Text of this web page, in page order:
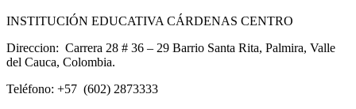
INSTITUCIÓN EDUCATIVA CÁRDENAS CENTRO
Direccion: Carrera 28 # 36 – 29 Barrio Santa Rita, Palmira, Valle
del Cauca, Colombia.
Teléfono: +57 (602) 2873333